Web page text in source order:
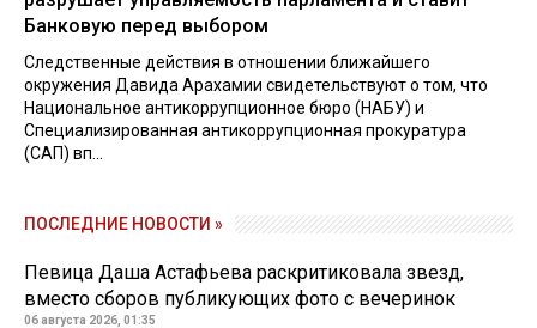
Банковую перед выбором
Следственные действия в отношении ближайшего
окружения Давида Арахамии свидетельствуют о том, что
Национальное антикоррупционное бюро (НАБУ) и
Специализированная антикоррупционная прокуратура
(САП) вп...
ПОСЛЕДНИЕ НОВОСТИ »
Певица Даша Астафьева раскритиковала звезд,
вместо сборов публикующих фото с вечеринок
06 августа 2026, 01:35